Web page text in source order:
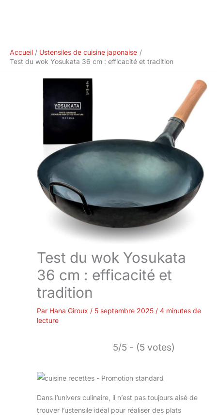
Accueil
Ustensiles de cuisine japonaise
Test du wok Yosukata 36 cm : efficacité et tradition
Test du wok Yosukata
36 cm : efficacité et
tradition
Par Hana Giroux / 5 septembre 2025 / 4 minutes de
lecture
5/5 - (5 votes)
Dans l’univers culinaire, il n’est pas toujours aisé de
trouver l’ustensile idéal pour réaliser des plats